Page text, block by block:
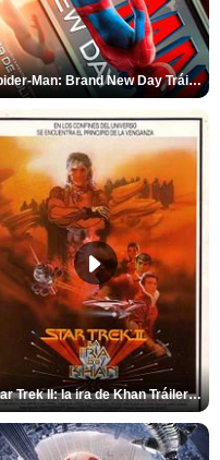
Spider-Man: Brand New Day Tráiler (3)
Star Trek II: la ira de Khan Tráiler VO